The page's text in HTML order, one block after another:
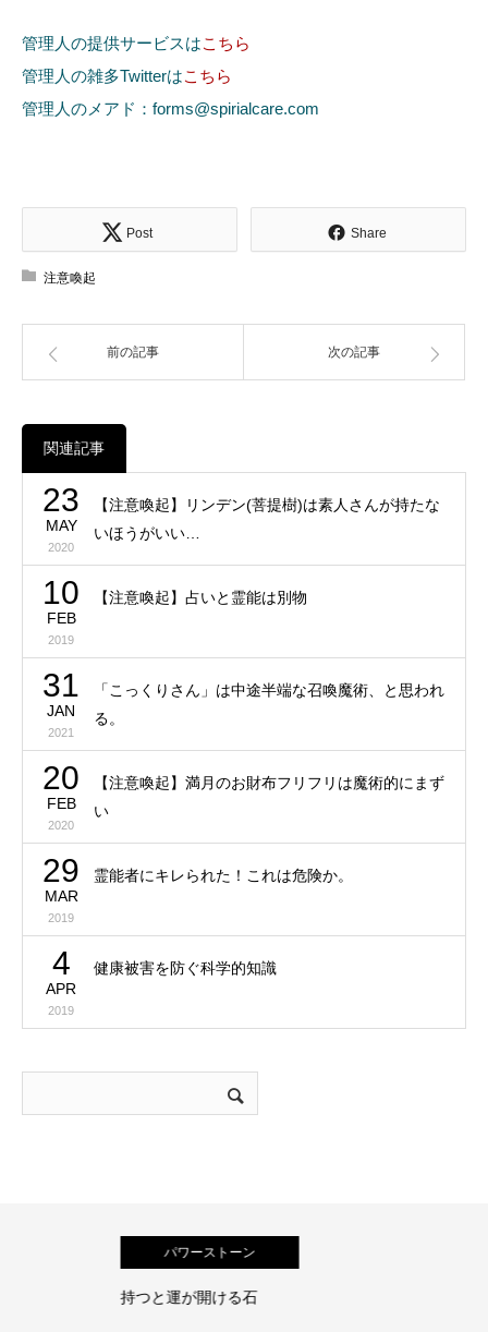
管理人の提供サービスはこちら
管理人の雑多Twitterはこちら
管理人のメアド：forms@spirialcare.com
Post Share
注意喚起
前の記事 次の記事
関連記事
23
MAY
2020
【注意喚起】リンデン(菩提樹)は素人さんが持たな
いほうがいい…
10
FEB
2019
【注意喚起】占いと霊能は別物
31
JAN
2021
「こっくりさん」は中途半端な召喚魔術、と思われ
る。
20
FEB
2020
【注意喚起】満月のお財布フリフリは魔術的にまず
い
29
MAR
2019
霊能者にキレられた！これは危険か。
4
APR
2019
健康被害を防ぐ科学的知識
持つと運が開ける石